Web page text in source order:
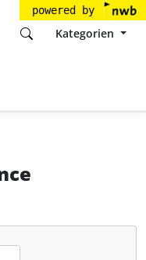
powered by
Kategorien